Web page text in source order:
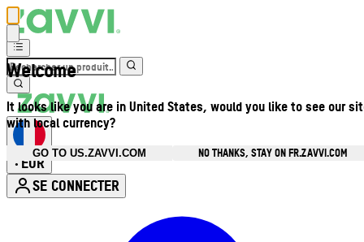
Welcome
It looks like you are in United States, would you like to see our
with local currency?
GO TO US.ZAVVI.COM
NO THANKS, STAY ON FR.ZAVVI.COM
• EUR
SE CONNECTER